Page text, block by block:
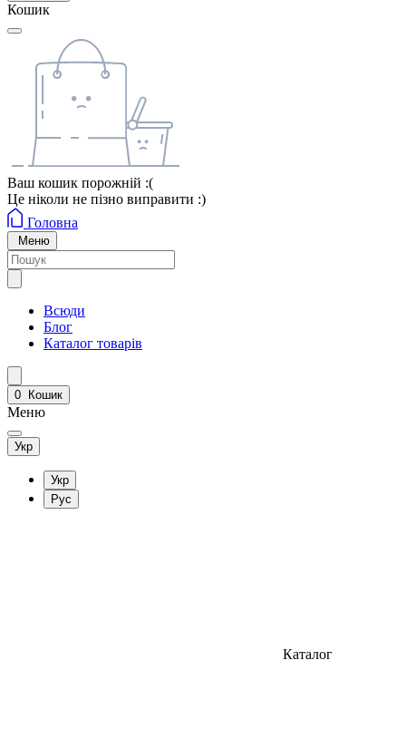
Кошик
Ваш кошик порожній :(
Це ніколи не пізно виправити :)
Головна
Меню
Всюди
Блог
Каталог товарів
0 Кошик
Меню
Укр
Укр
Рус
Каталог